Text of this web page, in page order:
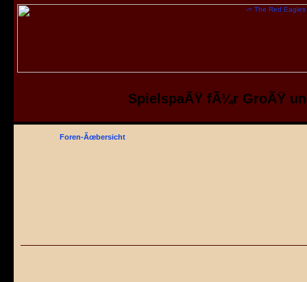
SpielspaÃŸ fÃ¼r GroÃŸ
Foren-Ãœbersicht